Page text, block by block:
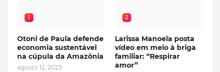
1
Otoni de Paula defende
economia sustentável
na cúpula da Amazônia
agosto 12, 2023
2
Larissa Manoela posta
vídeo em meio à briga
familiar: “Respirar
amor”